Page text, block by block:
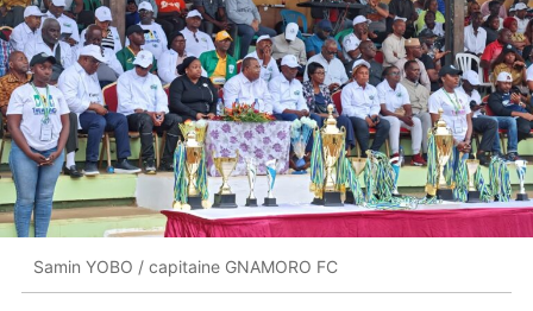
Samin YOBO / capitaine GNAMORO FC